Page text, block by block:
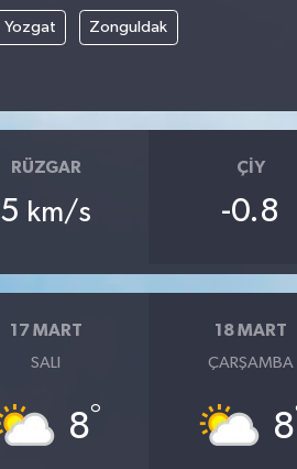
Yozgat Zonguldak
RÜZGAR
5 km/s
ÇIY
-0.8
17 MART
SALI
8°
18 MART
ÇARŞAMBA
8